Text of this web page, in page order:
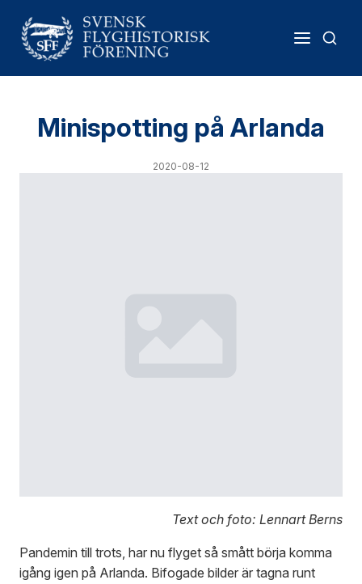
Minispotting på Arlanda
2020-08-12
Text och foto: Lennart Berns
Pandemin till trots, har nu flyget så smått börja komma
igång igen på Arlanda. Bifogade bilder är tagna runt